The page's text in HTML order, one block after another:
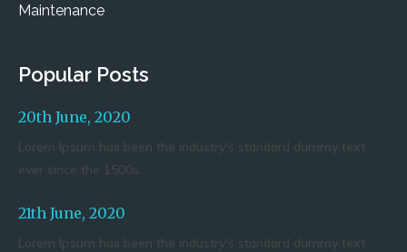
Maintenance
Popular Posts
20th June, 2020
Lorem Ipsum has been the industry's standard dummy text
ever since the 1500s.
21th June, 2020
Lorem Ipsum has been the industry's standard dummy text